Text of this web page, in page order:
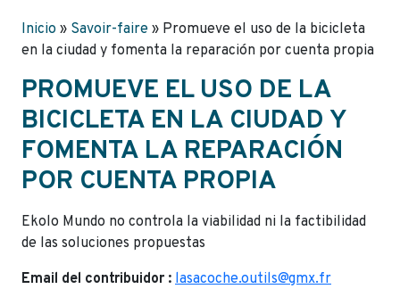
Inicio » Savoir-faire » Promueve el uso de la bicicleta
en la ciudad y fomenta la reparación por cuenta propia
PROMUEVE EL USO DE LA
BICICLETA EN LA CIUDAD Y
FOMENTA LA REPARACIÓN
POR CUENTA PROPIA
Ekolo Mundo no controla la viabilidad ni la factibilidad
de las soluciones propuestas
Email del contribuidor : lasacoche.outils@gmx.fr